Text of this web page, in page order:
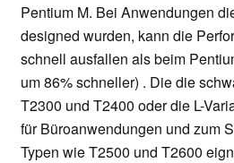
Pentium M. Bei Anwendungen
designed wurden, kann die
schnell ausfallen als beim
um 86% schneller) . Die die
T2300 und T2400 oder die L-
für Büroanwendungen und zum
Typen wie T2500 und T2600